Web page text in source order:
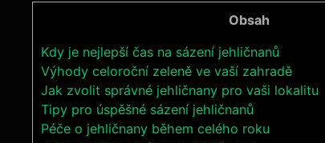
Obsah
Kdy je nejlepší čas na sázení jehličnanů
Výhody celoroční zeleně ⁣ve vaší zahradě
Jak zvolit⁣ správné jehličnany pro vaši lokalitu
Tipy pro úspěšné sázení jehličnanů
Péče o jehličnany během ‌celého roku